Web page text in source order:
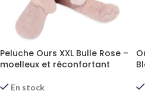
Peluche Ours XXL Bulle Rose –
moelleux et réconfortant
En stock